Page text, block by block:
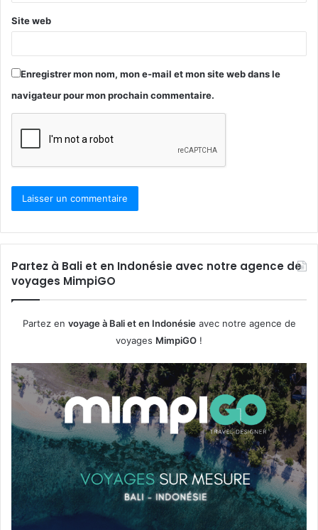
Site web
Enregistrer mon nom, mon e-mail et mon site web dans le
navigateur pour mon prochain commentaire.
Partez à Bali et en Indonésie avec notre agence de
voyages MimpiGO
Partez en voyage à Bali et en Indonésieavec notre agence de
voyages MimpiGO !